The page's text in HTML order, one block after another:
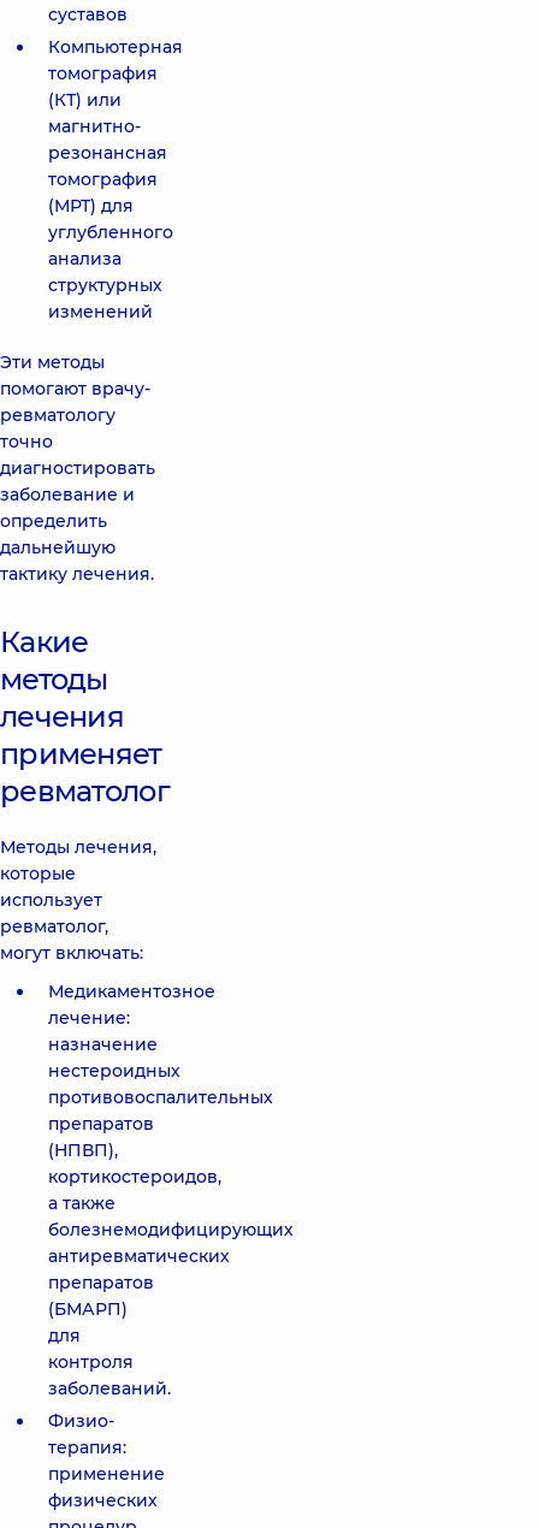
суставов
Компьютерная
томография
(КТ) или
магнитно-
резонансная
томография
(МРТ) для
углубленного
анализа
структурных
изменений
Эти методы
помогают врачу-
ревматологу
точно
диагностировать
заболевание и
определить
дальнейшую
тактику лечения.
Какие
методы
лечения
применяет
ревматолог
Методы лечения,
которые
использует
ревматолог,
могут включать:
Медикаментозное
лечение:
назначение
нестероидных
противовоспалительных
препаратов
(НПВП),
кортикостероидов,
а также
болезнемодифицирующих
антиревматических
препаратов
(БМАРП)
для
контроля
заболеваний.
Физио-
терапия:
применение
физических